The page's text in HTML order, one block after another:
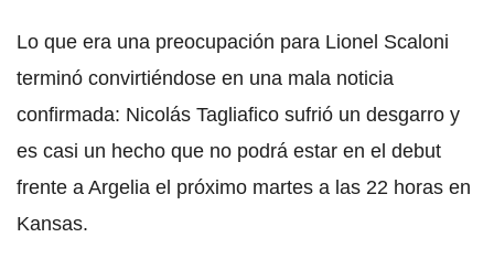
Lo que era una preocupación para Lionel Scaloni
terminó convirtiéndose en una mala noticia
confirmada: Nicolás Tagliafico sufrió un desgarro y
es casi un hecho que no podrá estar en el debut
frente a Argelia el próximo martes a las 22 horas en
Kansas.